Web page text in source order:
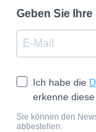
Geben Sie Ihre
Ich habe die
erkenne diese
Sie können den
abbestellen.